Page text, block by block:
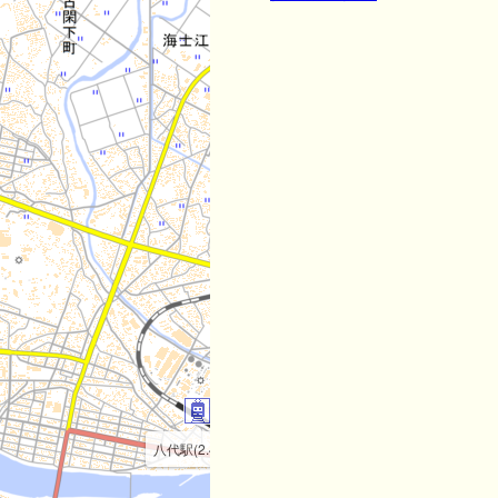
八代駅(2.4km)